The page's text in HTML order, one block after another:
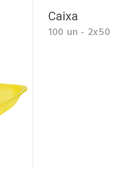
Caixa
100 un - 2x50